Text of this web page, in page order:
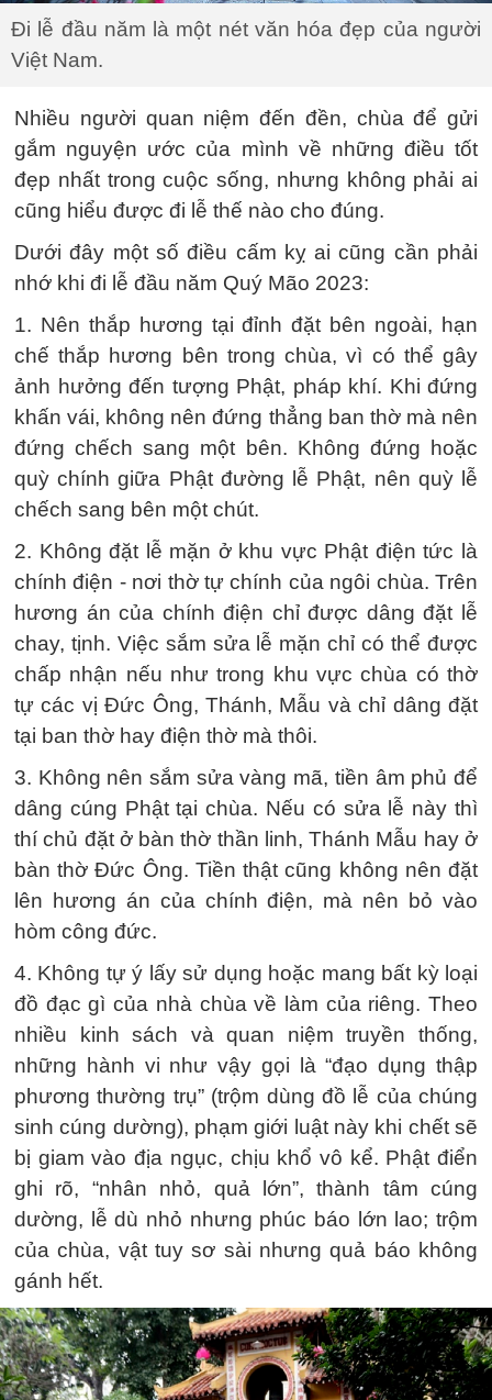
Đi lễ đầu năm là một nét văn hóa đẹp của người
Việt Nam.
Nhiều người quan niệm đến đền, chùa để gửi
gắm nguyện ước của mình về những điều tốt
đẹp nhất trong cuộc sống, nhưng không phải ai
cũng hiểu được đi lễ thế nào cho đúng.
Dưới đây một số điều cấm kỵ ai cũng cần phải
nhớ khi đi lễ đầu năm Quý Mão 2023:
1. Nên thắp hương tại đỉnh đặt bên ngoài, hạn
chế thắp hương bên trong chùa, vì có thể gây
ảnh hưởng đến tượng Phật, pháp khí. Khi đứng
khấn vái, không nên đứng thẳng ban thờ mà nên
đứng chếch sang một bên. Không đứng hoặc
quỳ chính giữa Phật đường lễ Phật, nên quỳ lễ
chếch sang bên một chút.
2. Không đặt lễ mặn ở khu vực Phật điện tức là
chính điện - nơi thờ tự chính của ngôi chùa. Trên
hương án của chính điện chỉ được dâng đặt lễ
chay, tịnh. Việc sắm sửa lễ mặn chỉ có thể được
chấp nhận nếu như trong khu vực chùa có thờ
tự các vị Đức Ông, Thánh, Mẫu và chỉ dâng đặt
tại ban thờ hay điện thờ mà thôi.
3. Không nên sắm sửa vàng mã, tiền âm phủ để
dâng cúng Phật tại chùa. Nếu có sửa lễ này thì
thí chủ đặt ở bàn thờ thần linh, Thánh Mẫu hay ở
bàn thờ Đức Ông. Tiền thật cũng không nên đặt
lên hương án của chính điện, mà nên bỏ vào
hòm công đức.
4. Không tự ý lấy sử dụng hoặc mang bất kỳ loại
đồ đạc gì của nhà chùa về làm của riêng. Theo
nhiều kinh sách và quan niệm truyền thống,
những hành vi như vậy gọi là “đạo dụng thập
phương thường trụ” (trộm dùng đồ lễ của chúng
sinh cúng dường), phạm giới luật này khi chết sẽ
bị giam vào địa ngục, chịu khổ vô kể. Phật điển
ghi rõ, “nhân nhỏ, quả lớn”, thành tâm cúng
dường, lễ dù nhỏ nhưng phúc báo lớn lao; trộm
của chùa, vật tuy sơ sài nhưng quả báo không
gánh hết.